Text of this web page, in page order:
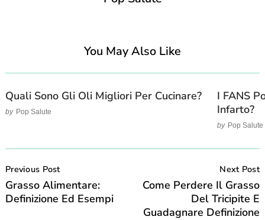
You May Also Like
Quali Sono Gli Oli Migliori Per Cucinare?
by Pop Salute
I FANS
Infarto?
by Pop Salute
Navigation
Previous Post
Grasso Alimentare:
Definizione Ed Esempi
Next Post
Come Perdere Il Grasso
Del Tricipite E
Guadagnare Definizione